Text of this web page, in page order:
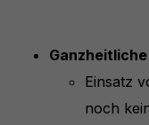
Einsatz
noch